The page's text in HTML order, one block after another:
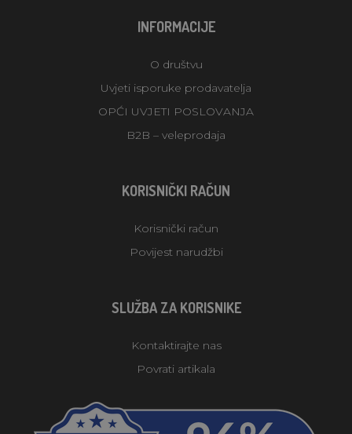
INFORMACIJE
O društvu
Uvjeti isporuke prodavatelja
OPĆI UVJETI POSLOVANJA
B2B – veleprodaja
KORISNIČKI RAČUN
Korisnički račun
Povijest narudžbi
SLUŽBA ZA KORISNIKE
Kontaktirajte nas
Povrati artikala